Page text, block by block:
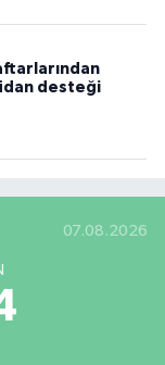
desteği
07.08.2026